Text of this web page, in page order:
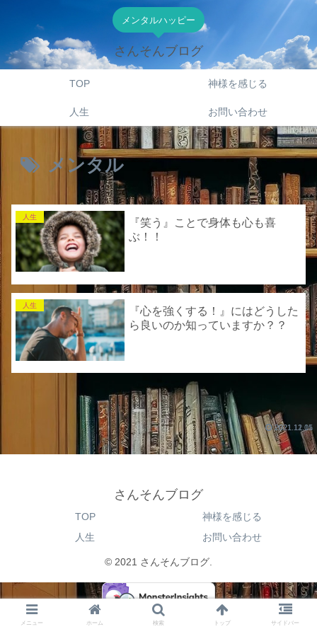
メンタルハッピー
さんそんブログ
TOP 神様を感じる
人生 お問い合わせ
メンタル
人生
『笑う』ことで身体も心も喜
ぶ！！
2021.12.11
人生
『心を強くする！』にはどうした
ら良いのか知っていますか？？
2021.11.05
さんそんブログ
TOP
神様を感じる
人生
お問い合わせ
© 2021 さんそんブログ.
メニュー ホーム 検索 トップ サイドバー